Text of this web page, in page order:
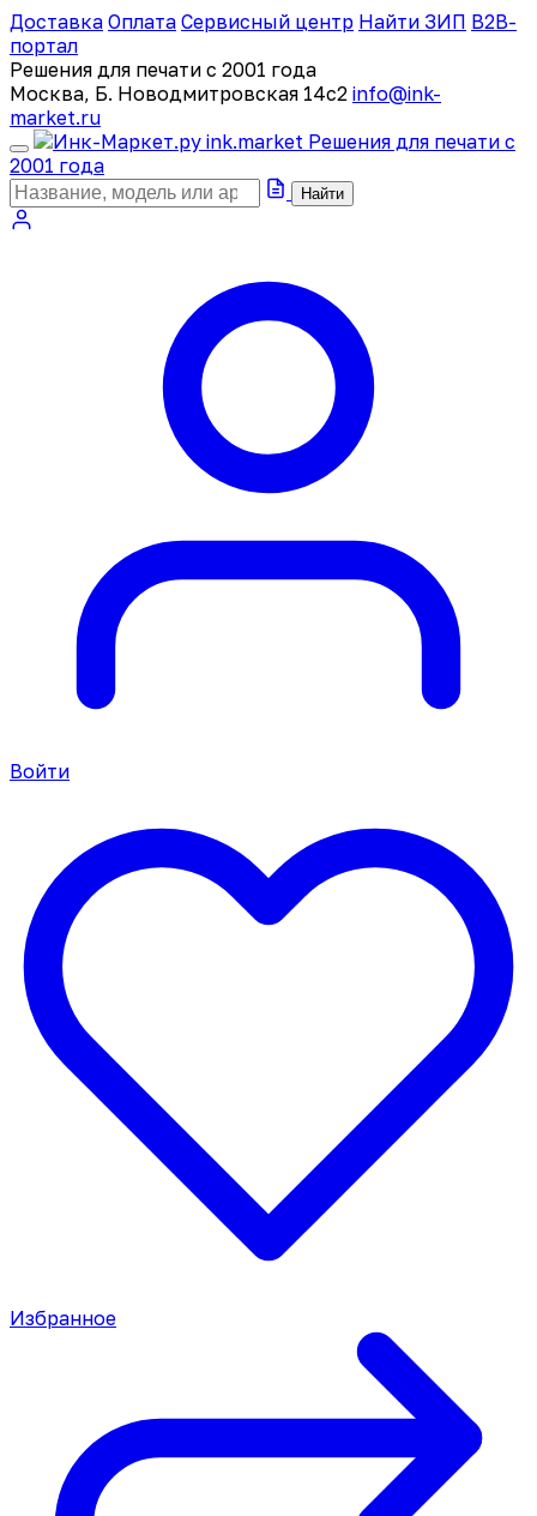
Доставка Оплата Сервисный центр Найти ЗИП B2B-
портал
Решения для печати с 2001 года
Москва, Б. Новодмитровская 14с2 info@ink-
market.ru
ink.market Решения для печати с
2001 года
Найти
Войти
Избранное